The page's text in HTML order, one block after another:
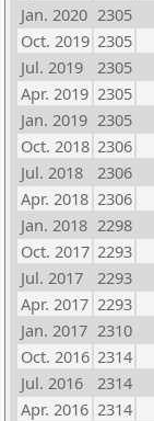
Jan. 2020 2305
Oct. 2019 2305
Jul. 2019
2305
Apr. 2019 2305
Jan. 2019 2305
Oct. 2018 2306
Jul. 2018
2306
Apr. 2018 2306
Jan. 2018 2298
Oct. 2017 2293
Jul. 2017
2293
Apr. 2017 2293
Jan. 2017 2310
Oct. 2016 2314
Jul. 2016
2314
Apr. 2016 2314